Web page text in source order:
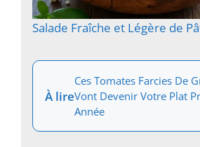
Salade Fraîche et Légère de
À lire
Ces Tomates Farcies De
Vont Devenir Votre Plat
Année